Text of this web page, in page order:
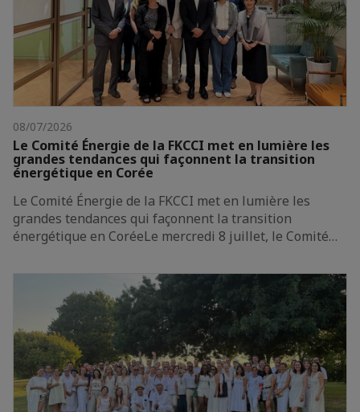
08/07/2026
Le Comité Énergie de la FKCCI met en lumière les
grandes tendances qui façonnent la transition
énergétique en Corée
Le Comité Énergie de la FKCCI met en lumière les
grandes tendances qui façonnent la transition
énergétique en CoréeLe mercredi 8 juillet, le Comité…